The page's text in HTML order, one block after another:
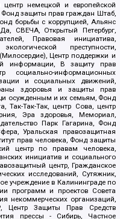
немецкой и европейской
Фонд защиты прав граждан Штаб,
борьбы с коррупцией, Альянс
СВЕЧА, Открытый Петербург,
Правовая инициатива,
преступности,
Центр поддержки и
информации, В защиту прав
социально-информационных
и социальных движений,
здоровья и защиты прав
осужденным и их семьям, Фонд
Так-Так-Так, центр Сова, центр
Эра здоровья, Мемориал,
Парк Гагарина, Фонд
Уральская правозащитная
прав человека, Фонд защиты
центр по правам человека,
инициатив и социального
центр, Гражданское
исследований, Сутяжник,
в Калининграде по
программ и проектов Совета
некоммерческих организаций,
Центр Защиты Прав Средств
прессы - Сибирь, Частное